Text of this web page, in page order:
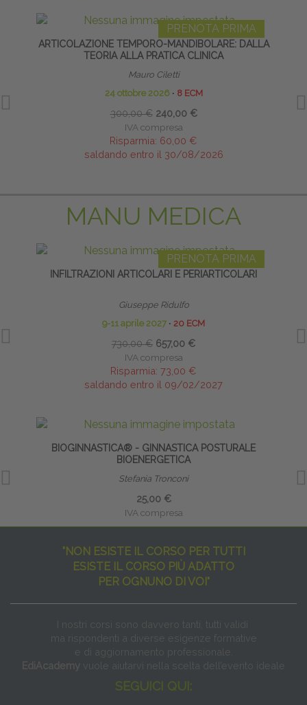
PRENOTA PRIMA
ARTICOLAZIONE TEMPORO-MANDIBOLARE: DALLA
TEORIA ALLA PRATICA CLINICA
Mauro Ciletti
24 ottobre 2026 ∙ 8 ECM
300,00 € 240,00 €
IVA compresa
Risparmia: 60,00 €
saldando entro il 30/08/2026
MANU MEDICA
PRENOTA PRIMA
INFILTRAZIONI ARTICOLARI E PERIARTICOLARI
Giuseppe Ridulfo
9-11 aprile 2027 ∙ 20 ECM
730,00 € 657,00 €
IVA compresa
Risparmia: 73,00 €
saldando entro il 09/02/2027
BIOGINNASTICA® - GINNASTICA POSTURALE
BIOENERGETICA
Stefania Tronconi
25,00 €
IVA compresa
"NON ESISTE IL CORSO PER TUTTI
ESISTE IL CORSO PIÙ ADATTO
PER OGNUNO DI VOI"
I nostri corsi sono davvero tanti, tutti validi
ma rispondenti a diverse esigenze formative
e di aggiornamento professionale.
EdiAcademy vuole aiutarvi nella scelta dell’evento ideale
SEGUICI QUI: